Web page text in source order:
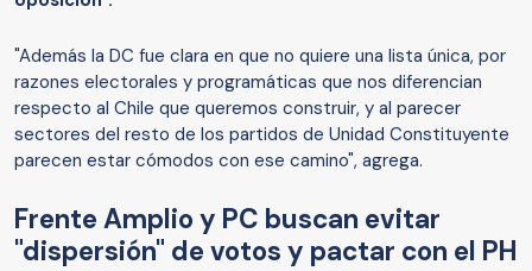
"Además la DC fue clara en que no quiere una lista única, por
razones electorales y programáticas que nos diferencian
respecto al Chile que queremos construir, y al parecer
sectores del resto de los partidos de Unidad Constituyente
parecen estar cómodos con ese camino", agrega.
Frente Amplio y PC buscan evitar
"dispersión" de votos y pactar con el PH